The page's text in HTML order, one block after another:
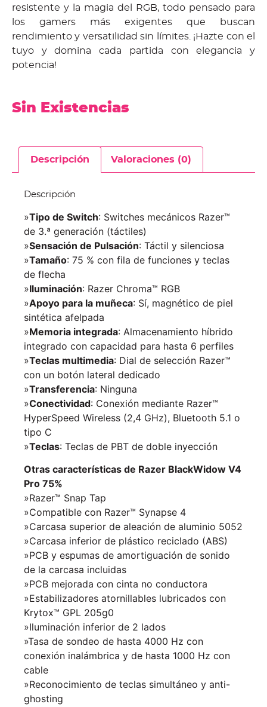
resistente y la magia del RGB, todo pensado para
los gamers más exigentes que buscan
rendimiento y versatilidad sin límites. ¡Hazte con el
tuyo y domina cada partida con elegancia y
potencia!
Sin Existencias
Descripción Valoraciones (0)
Descripción
»Tipo de Switch: Switches mecánicos Razer™
de 3.ª generación (táctiles)
»Sensación de Pulsación: Táctil y silenciosa
»Tamaño: 75 % con fila de funciones y teclas
de flecha
»Iluminación: Razer Chroma™ RGB
»Apoyo para la muñeca: Sí, magnético de piel
sintética afelpada
»Memoria integrada: Almacenamiento híbrido
integrado con capacidad para hasta 6 perfiles
»Teclas multimedia: Dial de selección Razer™
con un botón lateral dedicado
»Transferencia: Ninguna
»Conectividad: Conexión mediante Razer™
HyperSpeed Wireless (2,4 GHz), Bluetooth 5.1 o
tipo C
»Teclas: Teclas de PBT de doble inyección
Otras características de Razer BlackWidow V4
Pro 75%
»Razer™ Snap Tap
»Compatible con Razer™ Synapse 4
»Carcasa superior de aleación de aluminio 5052
»Carcasa inferior de plástico reciclado (ABS)
»PCB y espumas de amortiguación de sonido
de la carcasa incluidas
»PCB mejorada con cinta no conductora
»Estabilizadores atornillables lubricados con
Krytox™ GPL 205g0
»Iluminación inferior de 2 lados
»Tasa de sondeo de hasta 4000 Hz con
conexión inalámbrica y de hasta 1000 Hz con
cable
»Reconocimiento de teclas simultáneo y anti-
ghosting